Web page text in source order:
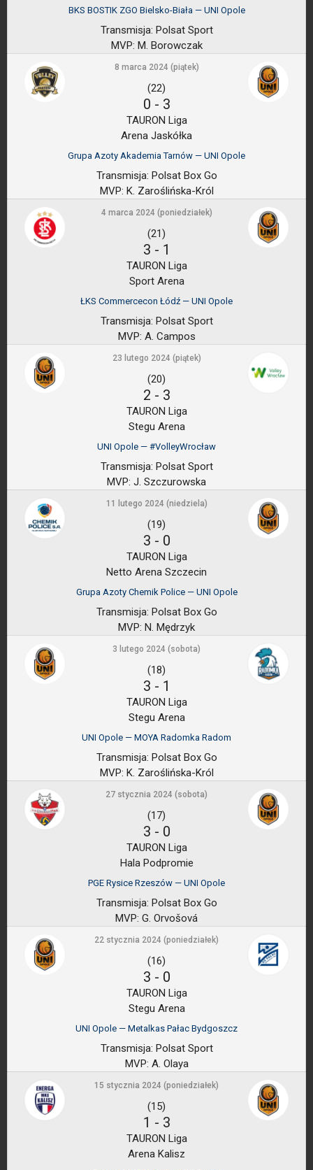
BKS BOSTIK ZGO Bielsko-Biała — UNI Opole
Transmisja: Polsat Sport
MVP: M. Borowczak
8 marca 2024 (piątek)
(22)
0 - 3
TAURON Liga
Arena Jaskółka
Grupa Azoty Akademia Tarnów — UNI Opole
Transmisja: Polsat Box Go
MVP: K. Zaroślińska-Król
4 marca 2024 (poniedziałek)
(21)
3 - 1
TAURON Liga
Sport Arena
ŁKS Commercecon Łódź — UNI Opole
Transmisja: Polsat Sport
MVP: A. Campos
23 lutego 2024 (piątek)
(20)
2 - 3
TAURON Liga
Stegu Arena
UNI Opole — #VolleyWrocław
Transmisja: Polsat Sport
MVP: J. Szczurowska
11 lutego 2024 (niedziela)
(19)
3 - 0
TAURON Liga
Netto Arena Szczecin
Grupa Azoty Chemik Police — UNI Opole
Transmisja: Polsat Box Go
MVP: N. Mędrzyk
3 lutego 2024 (sobota)
(18)
3 - 1
TAURON Liga
Stegu Arena
UNI Opole — MOYA Radomka Radom
Transmisja: Polsat Box Go
MVP: K. Zaroślińska-Król
27 stycznia 2024 (sobota)
(17)
3 - 0
TAURON Liga
Hala Podpromie
PGE Rysice Rzeszów — UNI Opole
Transmisja: Polsat Box Go
MVP: G. Orvošová
22 stycznia 2024 (poniedziałek)
(16)
3 - 0
TAURON Liga
Stegu Arena
UNI Opole — Metalkas Pałac Bydgoszcz
Transmisja: Polsat Sport
MVP: A. Olaya
15 stycznia 2024 (poniedziałek)
(15)
1 - 3
TAURON Liga
Arena Kalisz